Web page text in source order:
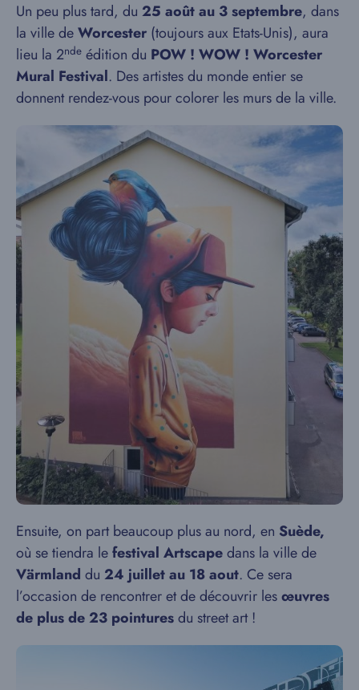
Un peu plus tard, du 25 août au 3 septembre, dans
la ville deWorcester (toujours aux Etats-Unis), aura
lieu la 2nde édition du POW ! WOW ! Worcester
Mural Festival. Des artistes du monde entier se
donnent rendez-vous pour colorer les murs de la ville.
Ensuite, on part beaucoup plus au nord, en Suède,
où se tiendra lefestival Artscapedans la ville de
Värmland du 24 juillet au 18 aout. Ce sera
l’occasion de rencontrer et de découvrir lesœuvres
de plus de 23 pointuresdu street art !